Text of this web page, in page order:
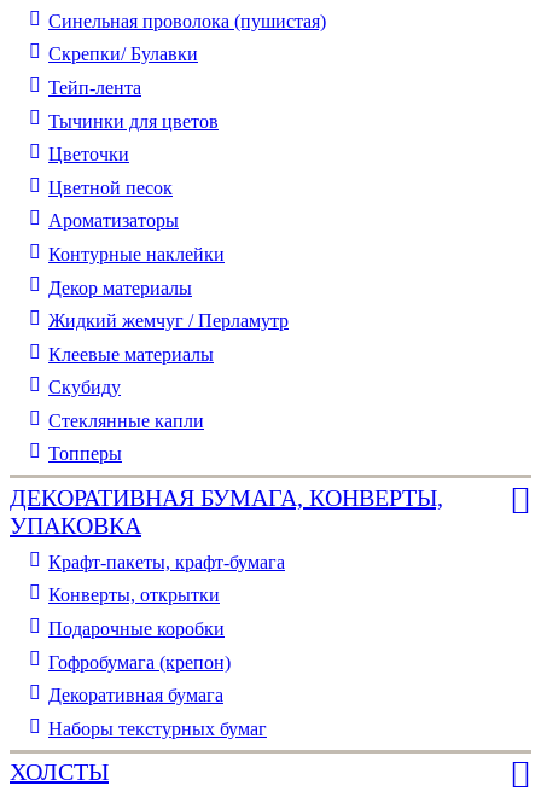
Синельная проволока (пушистая)
Скрепки/ Булавки
Тейп-лента
Тычинки для цветов
Цветочки
Цветной песок
Ароматизаторы
Контурные наклейки
Декор материалы
Жидкий жемчуг / Перламутр
Клеевые материалы
Скубиду
Стеклянные капли
Топперы
ДЕКОРАТИВНАЯ БУМАГА, КОНВЕРТЫ,
УПАКОВКА
Крафт-пакеты, крафт-бумага
Конверты, открытки
Подарочные коробки
Гофробумага (крепон)
Декоративная бумага
Наборы текстурных бумаг
ХОЛСТЫ